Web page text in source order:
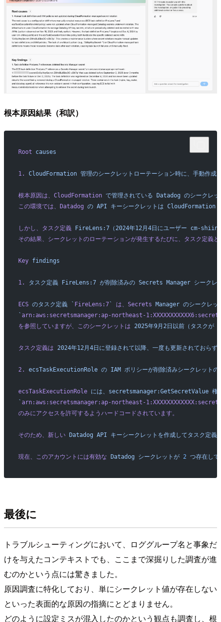
根本原因結果（和訳）
Root causes
1. CloudFormation 管理のシークレットローテーション時に、手動作成
根本原因は、CloudFormation で管理されている Datadog のシークレッ
この環境では、Datadog の API キーシークレットは CloudFormation
しかし、タスク定義 FireLens:7（2024年12月4日にユーザー cm-
その結果、シークレットのローテーションが発生するたびに、タスク定義と
Key findings
1. タスク定義 FireLens:7 が削除済みの Secrets Manager シークレ
ECS のタスク定義 ` FireLens:7` は、Secrets Manager のシークレッ
` arn:aws:secretsmanager:ap-northeast-
を参照していますが、このシークレットは 2025年9月2日以前（タスクが
タスク定義は 2024年12月4日に登録されて以降、一度も更新されておらず
2. ecsTaskExecutionRole の IAM ポリシーが削除済みシークレットの
ecsTaskExecutionRole には、secretsmanager:GetSecretValue 権
` arn:aws:secretsmanager:ap-northeast-
のみにアクセスを許可するようハードコードされています。
そのため、新しい Datadog API キーシークレットを作成してタスク定義
現在、このアカウントには有効な Datadog シークレットが 2 つ存在して
最後に
トラブルシューティングにおいて、ロググループ名と事象だ
けを与えたコンテキストでも、ここまで深掘りした調査が進
むのかという点には驚きました。
原因調査に特化しており、単にシークレット値が存在しない
といった表面的な原因の指摘にとどまりません。
どのように設定ミスが混入したのかという観点も調査し、根